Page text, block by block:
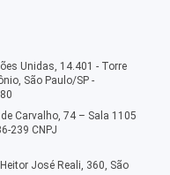
Unidas, 14.401 - Torre
São Paulo/SP -
Carvalho, 74 – Sala 1105
239 CNPJ
José Reali, 360, São